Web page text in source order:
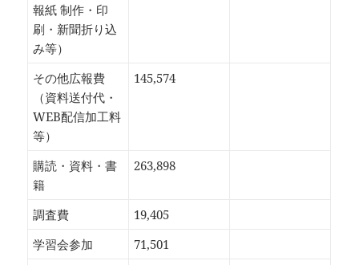
報紙 制作・印
刷・新聞折り込
み等）
その他広報費
（資料送付代・
WEB配信加工料
等）
145,574
購読・資料・書
籍
263,898
調査費
19,405
学習会参加
71,501